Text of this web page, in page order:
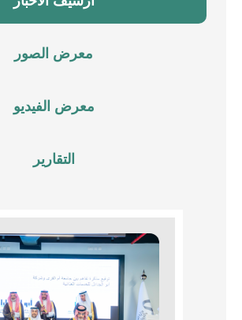
معرض الصور
معرض الفيديو
التقارير